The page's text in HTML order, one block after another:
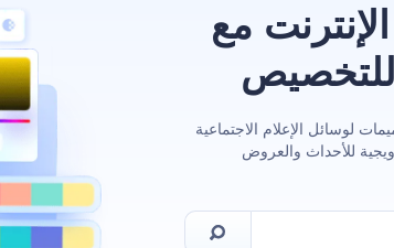
مع
للتخصيص
لوسائل الإعلام الاجتماعية
للأحداث والعروض